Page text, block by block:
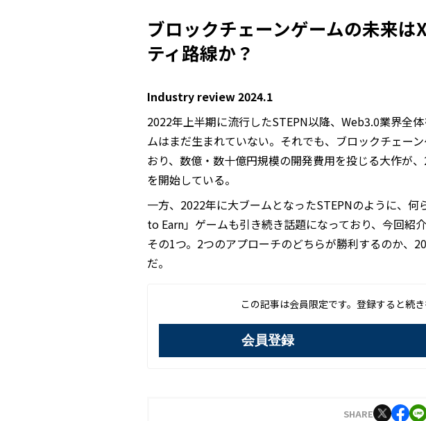
ブロックチェーンゲームの未来は
ティ路線か？
Industry review 2024.1
2022年上半期に流行したSTEPN以降、Web3.0業界全
ムはまだ生まれていない。それでも、ブロックチェー
おり、数億・数十億円規模の開発費用を投じる大作が
を開始している。
一方、2022年に大ブームとなったSTEPNのように、
to Earn」ゲームも引き続き話題になっており、今回紹
その1つ。2つのアプローチのどちらが勝利するのか、
だ。
この記事は会員限定です。登録すると続き
会員登録
SHARE